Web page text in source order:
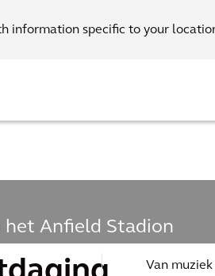
information specific to your
het Anfield Stadion
Van